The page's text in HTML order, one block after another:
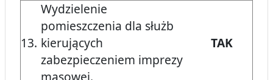
13.
Wydzielenie
pomieszczenia dla służb
kierujących
zabezpieczeniem imprezy
TAK